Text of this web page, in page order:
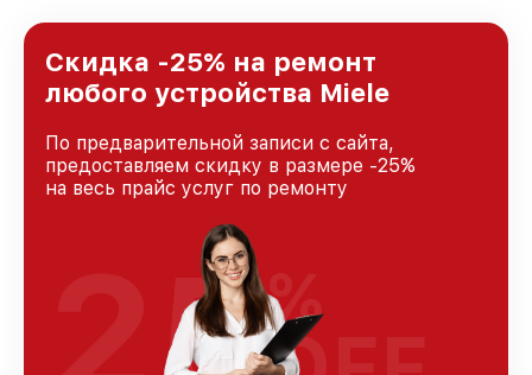
и лояльности наших клиентов.
Скидка -25% на ремонт
любого устройства Miele
По предварительной записи с сайта,
предоставляем скидку в размере -25%
на весь прайс услуг по ремонту
%